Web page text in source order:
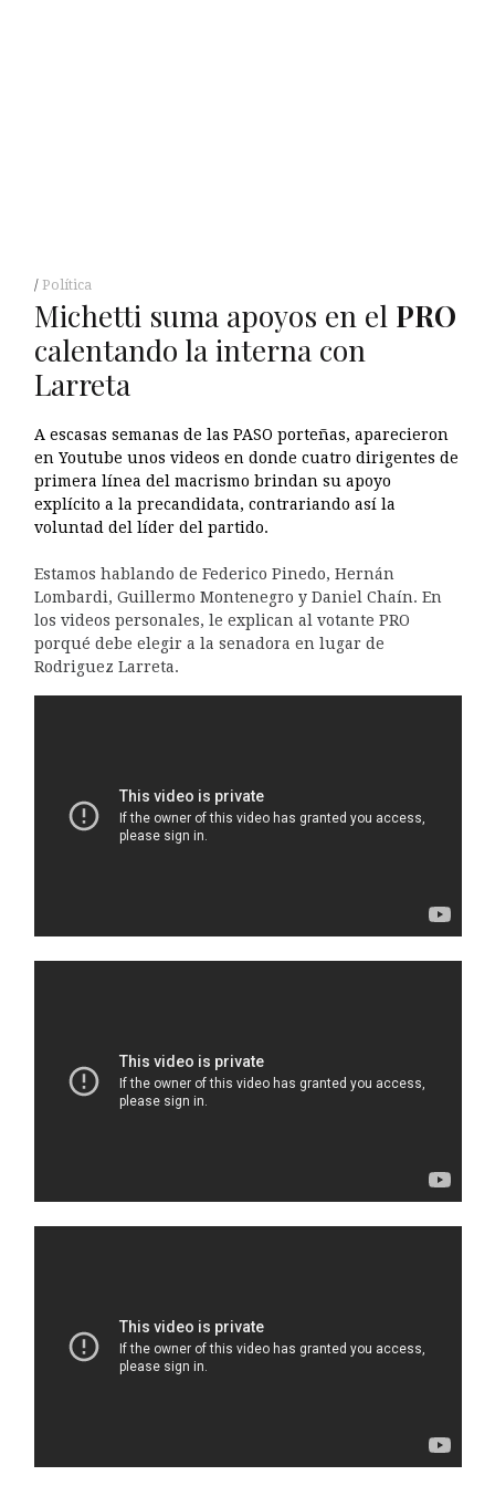
Política
Michetti suma apoyos en el PRO
calentando la interna con
Larreta
A escasas semanas de las PASO porteñas, aparecieron
en Youtube unos videos en donde cuatro dirigentes de
primera línea del macrismo brindan su apoyo
explícito a la precandidata, contrariando así la
voluntad del líder del partido.
Estamos hablando de Federico Pinedo, Hernán
Lombardi, Guillermo Montenegro y Daniel Chaín. En
los videos personales, le explican al votante PRO
porqué debe elegir a la senadora en lugar de
Rodriguez Larreta.